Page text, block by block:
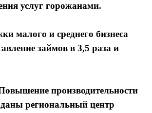
услуг горожанами.
малого и среднего бизнеса
займов в 3,5 раза и
производительности
региональный центр